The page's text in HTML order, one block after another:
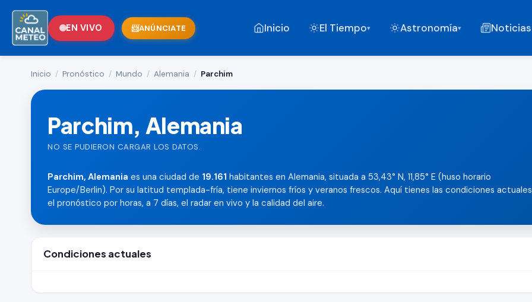
EN VIVO ANÚNCIATE Inicio El Tiempo▾ Astronomía▾ Noticias
Inicio / Pronóstico / Mundo / Alemania / Parchim
Parchim, Alemania
NO SE PUDIERON CARGAR LOS DATOS.
Parchim, Alemania es una ciudad de 19.161 habitantes en Alemania, situada a 53,43° N, 11,85° E (huso horario
Europe/Berlin). Por su latitud templada-fría, tiene inviernos fríos y veranos frescos. Aquí tienes las condiciones
el pronóstico por horas, a 7 días, el radar en vivo y la calidad del aire.
Condiciones actuales